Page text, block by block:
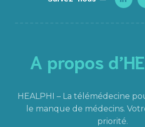
A propos
HEALPHI – La télémédecine
le manque de médecins.
priorité.